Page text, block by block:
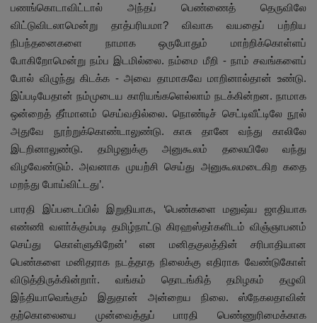
பணங்கொடாவிட்டால் அந்தப் பெண்ணைத் தெருவிலே
விட்டுவிடலாமென்று தாத்பரியமா? விவாக வயதைப் பற்றிய
நிபந்தனைகளை நாமாக ஒருபோதும் மாற்றிக்கொள்ளப்
போகிறோமென்று நம்ப இடமில்லை. நம்மை மீறி - நாம் சவங்களைப்
போல் விழுந்து கிடக்க - அவை தாமாகவே மாறினால்தான் உண்டு.
இப்படியேதான் நம்முடைய காரியங்களெல்லாம் நடக்கின்றன. நாமாக
ஒன்றைத் தீா்மானம் செய்வதில்லை. நொண்டிச் செட்டிவீட்டிலே நூல்
அதுவே நூற்றுக்கொண்டாலுண்டு. காசு தானே வந்து காலிலே
இடறினாலுண்டு. தமிழனுக்கு அனுகூலம் தலையிலே வந்து
விழவேண்டும். அவனாக முயற்சி செய்து அனுகூலமடைகிற கதை
மறந்து போய்விட்டது’.
பாரதி இப்படைப்பில் இறுதியாக, ‘பெண்களை மனுஷ்ய ஜாதியாக
எண்ணி வளா்க்கும்படி தமிழ்நாட்டு கிரஹஸ்தா்களிடம் விஞ்ஞாபனம்
செய்து கொள்ளுகிறேன்’ என மனிதகுலத்தின் சரிபாதியான
பெண்களை மனிதராக நடத்தாத நிலைக்கு எதிராக வேண்டுகோள்
விடுத்திருக்கின்றாா். வங்கம் தொடங்கித் தமிழகம் தழுவி
இந்தியாவெங்கும் இதுதான் அன்றைய நிலை. ஸ்நேகலதாவின்
தற்கொலையை முன்வைத்துப் பாரதி பெண்ணுரிமைக்காக